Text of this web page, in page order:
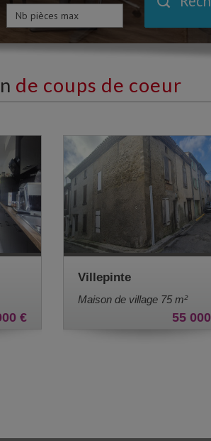
de coups de coeur
€
Labastide-D'Anjou
Propriete 530 m² 699 000